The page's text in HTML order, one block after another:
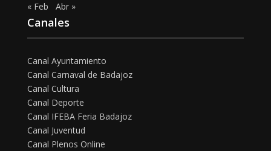
« Feb
Abr »
Canales
Canal Ayuntamiento
Canal Carnaval de Badajoz
Canal Cultura
Canal Deporte
Canal IFEBA Feria Badajoz
Canal Juventud
Canal Plenos Online